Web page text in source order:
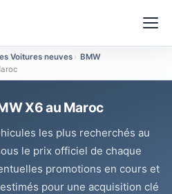
Voitures neuves › BMW
X6 au Maroc
les plus recherchés au
le prix officiel de chaque
promotions en cours et
pour une acquisition clé